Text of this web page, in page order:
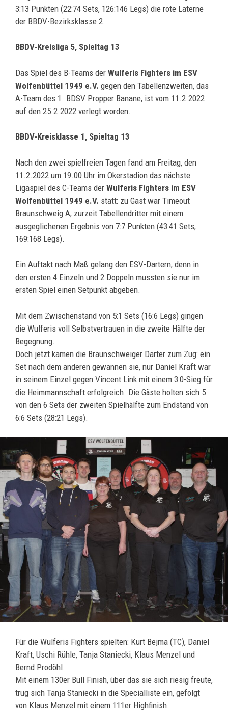
3:13 Punkten (22:74 Sets, 126:146 Legs) die rote Laterne
der BBDV-Bezirksklasse 2.
BBDV-Kreisliga 5, Spieltag 13
Das Spiel des B-Teams der Wulferis Fighters im ESV
Wolfenbüttel 1949 e.V. gegen den Tabellenzweiten, das
A-Team des 1. BDSV Propper Banane, ist vom 11.2.2022
auf den 25.2.2022 verlegt worden.
BBDV-Kreisklasse 1, Spieltag 13
Nach den zwei spielfreien Tagen fand am Freitag, den
11.2.2022 um 19.00 Uhr im Okerstadion das nächste
Ligaspiel des C-Teams der Wulferis Fighters im ESV
Wolfenbüttel 1949 e.V. statt: zu Gast war Timeout
Braunschweig A, zurzeit Tabellendritter mit einem
ausgeglichenen Ergebnis von 7:7 Punkten (43:41 Sets,
169:168 Legs).
Ein Auftakt nach Maß gelang den ESV-Dartern, denn in
den ersten 4 Einzeln und 2 Doppeln mussten sie nur im
ersten Spiel einen Setpunkt abgeben.
Mit dem Zwischenstand von 5:1 Sets (16:6 Legs) gingen
die Wulferis voll Selbstvertrauen in die zweite Hälfte der
Begegnung.
Doch jetzt kamen die Braunschweiger Darter zum Zug: ein
Set nach dem anderen gewannen sie, nur Daniel Kraft war
in seinem Einzel gegen Vincent Link mit einem 3:0-Sieg für
die Heimmannschaft erfolgreich. Die Gäste holten sich 5
von den 6 Sets der zweiten Spielhälfte zum Endstand von
6:6 Sets (28:21 Legs).
Für die Wulferis Fighters spielten: Kurt Bejma (TC), Daniel
Kraft, Uschi Rühle, Tanja Staniecki, Klaus Menzel und
Bernd Prodöhl.
Mit einem 130er Bull Finish, über das sie sich riesig freute,
trug sich Tanja Staniecki in die Specialliste ein, gefolgt
von Klaus Menzel mit einem 111er Highfinish.